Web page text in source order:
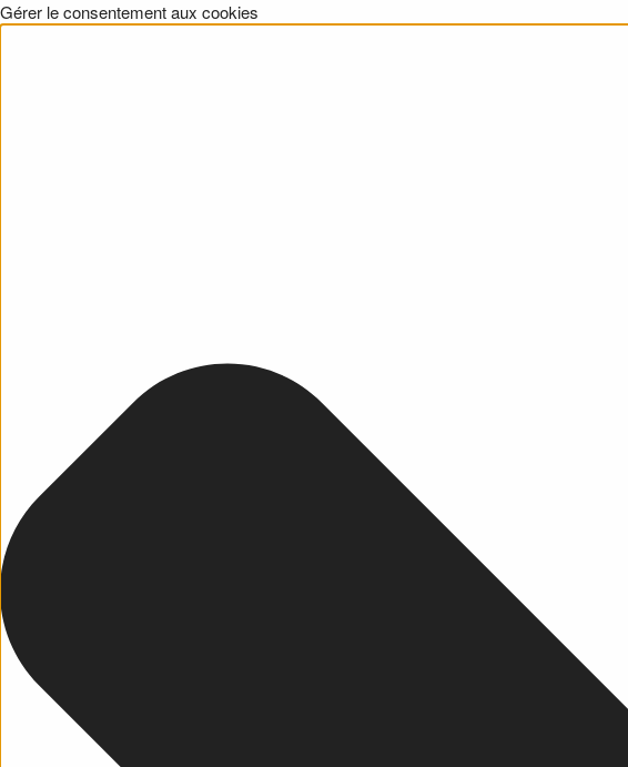
Gérer le consentement aux cookies